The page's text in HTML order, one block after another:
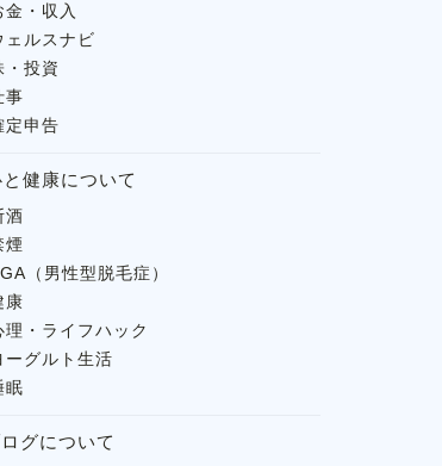
金・収入
ェルスナビ
・投資
事
定申告
健康について
酒
煙
（男性型脱毛症）
康
理・ライフハック
ーグルト生活
眠
グについて